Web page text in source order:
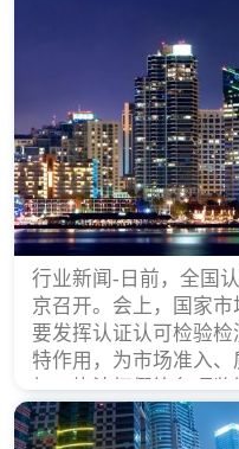
行业新闻-日前，全国
京召开。会上，国家市
要发挥认证认可检验
特作用，为市场准入
权、执法打假等各项
据。